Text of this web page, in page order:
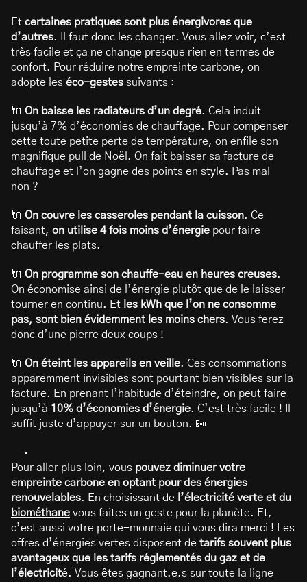
Et certaines pratiques sont plus énergivores que
d’autres. Il faut donc les changer. Vous allez voir, c’est
très facile et ça ne change presque rien en termes de
confort. Pour réduire notre empreinte carbone, on
adopte les éco-gestes suivants :
🔌 On baisse les radiateurs d’un degré. Cela induit
jusqu’à 7% d’économies de chauffage. Pour compenser
cette toute petite perte de température, on enfile son
magnifique pull de Noël. On fait baisser sa facture de
chauffage et l’on gagne des points en style. Pas mal
non ?
🔌 On couvre les casseroles pendant la cuisson. Ce
faisant, on utilise 4 fois moins d’énergie pour faire
chauffer les plats.
🔌 On programme son chauffe-eau en heures creuses.
On économise ainsi de l’énergie plutôt que de le laisser
tourner en continu. Et les kWh que l’on ne consomme
pas, sont bien évidemment les moins chers. Vous ferez
donc d’une pierre deux coups !
🔌 On éteint les appareils en veille. Ces consommations
apparemment invisibles sont pourtant bien visibles sur la
facture. En prenant l’habitude d’éteindre, on peut faire
jusqu’à 10% d’économies d’énergie. C’est très facile ! Il
suffit juste d’appuyer sur un bouton. 📴
Pour aller plus loin, vous pouvez diminuer votre
empreinte carbone en optant pour des énergies
renouvelables. En choisissant de l’électricité verte et du
biométhane vous faites un geste pour la planète. Et,
c’est aussi votre porte-monnaie qui vous dira merci ! Les
offres d’énergies vertes disposent de tarifs souvent plus
avantageux que les tarifs réglementés du gaz et de
l’électricité. Vous êtes gagnant.e.s sur toute la ligne